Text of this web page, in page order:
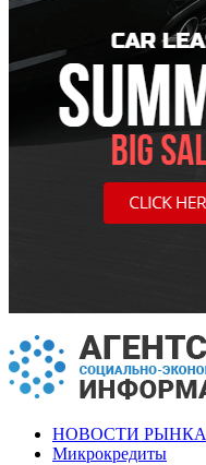
НОВОСТИ РЫНКА
Микрокредиты